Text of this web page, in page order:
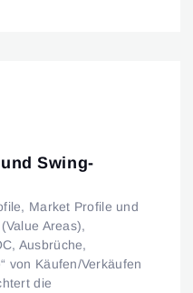
Swing-
Market Profile und
Areas),
Ausbrüche,
von Käufen/Verkäufen
die